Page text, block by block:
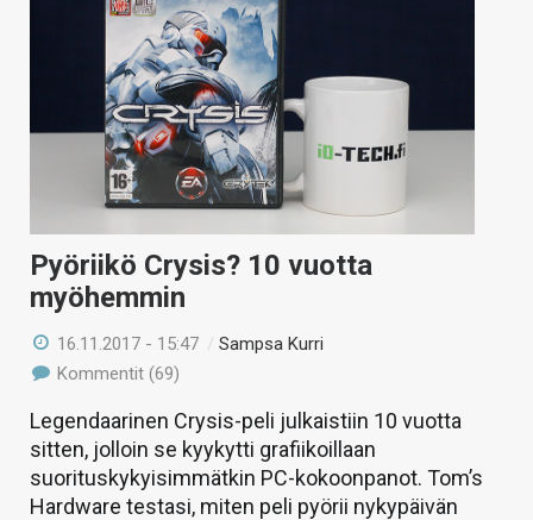
Pyöriikö Crysis? 10 vuotta
myöhemmin
16.11.2017 - 15:47 /Sampsa Kurri
Kommentit (69)
Legendaarinen Crysis-peli julkaistiin 10 vuotta
sitten, jolloin se kyykytti grafiikoillaan
suorituskykyisimmätkin PC-kokoonpanot. Tom’s
Hardware testasi, miten peli pyörii nykypäivän